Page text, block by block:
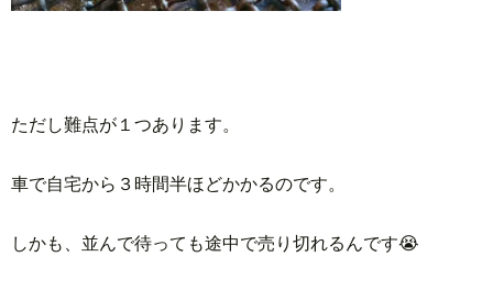
ただし難点が１つあります。
車で自宅から３時間半ほどかかるのです。
しかも、並んで待っても途中で売り切れるんです😭